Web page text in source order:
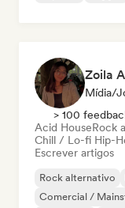
Zoila
Mídia/
> 100
Acid HouseRock
Chill / Lo-fi Hip-
Escrever artigos
Rock alternativo
Comercial /